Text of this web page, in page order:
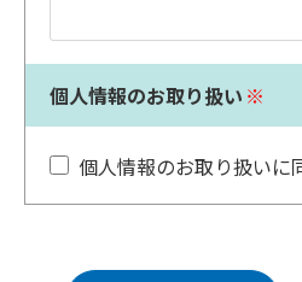
個人情報のお取り扱い ※
個人情報のお取り扱いに